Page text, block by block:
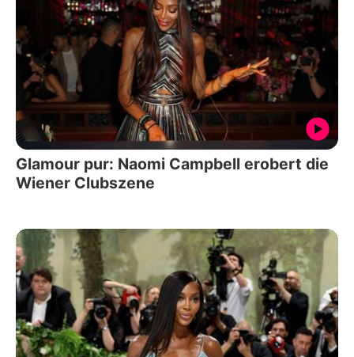
Glamour pur: Naomi Campbell erobert die
Wiener Clubszene